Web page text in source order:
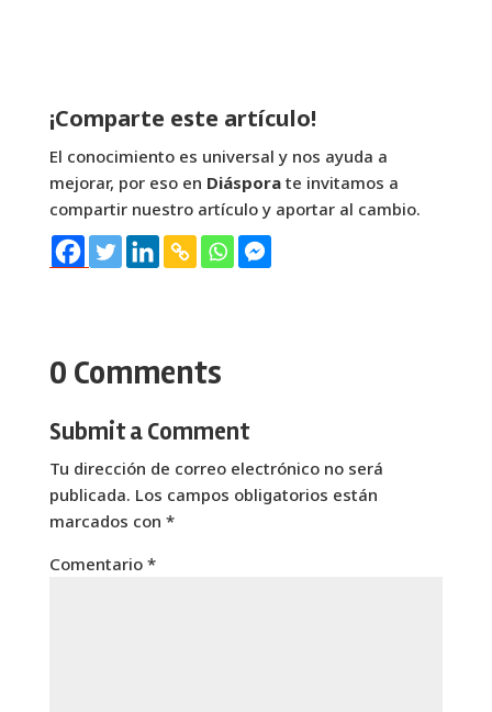
¡Comparte este artículo!
El conocimiento es universal y nos ayuda a
mejorar, por eso en Diásporate invitamos a
compartir nuestro artículo y aportar al cambio.
0 Comments
Submit a Comment
Tu dirección de correo electrónico no será
publicada. Los campos obligatorios están
marcados con *
Comentario *